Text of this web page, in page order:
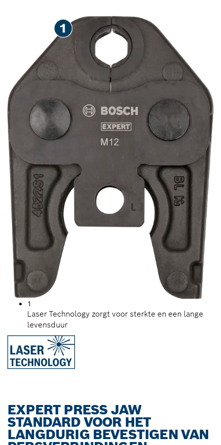
1
Laser Technology zorgt voor sterkte en een lange
levensduur
EXPERT PRESS JAW
STANDARD VOOR HET
LANGDURIG BEVESTIGEN VAN